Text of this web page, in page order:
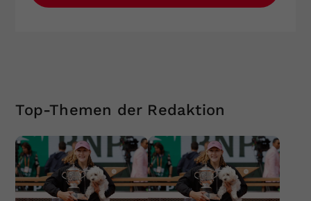
Top-Themen der Redaktion